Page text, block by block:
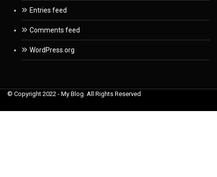
Entries feed
Comments feed
WordPress.org
© Copyright 2022 - My Blog. All Rights Reserved